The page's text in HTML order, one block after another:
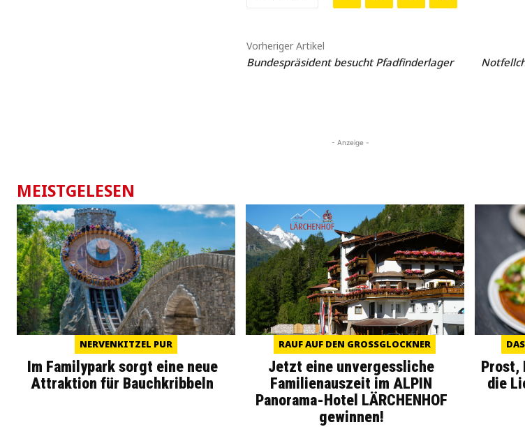
Vorheriger Artikel
Bundespräsident besucht Pfadfinderlager
- Anzeige -
MEISTGELESEN
NERVENKITZEL PUR
Im Familypark sorgt eine neue
Attraktion für Bauchkribbeln
RAUF AUF DEN GROSSGLOCKNER
Jetzt eine unvergessliche
Familienauszeit im ALPIN
Panorama-Hotel LÄRCHENHOF
gewinnen!
Prost,
die